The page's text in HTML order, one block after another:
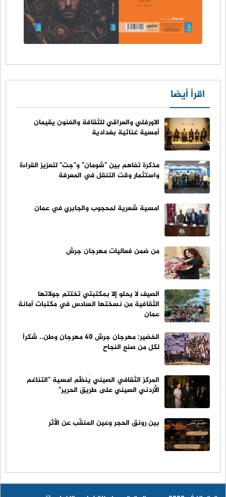
اقرأ أيضا
الاورفلي والعراقي للثقافة والفنون يقيمان
أمسية غنائية بغدادية
مذكرة تفاهم بين "شومان" و"جت" لتعزيز القراءة
واستثمار وقت التنقل في المعرفة
امسية شعرية لمحجوب والجابري في عمان
من ضمن فعاليات مهرجان جرش
الصيف لا يحلو إلا بمكتبتي تختتم جولاتها
الثقافية من نسختها السادس في مكتبات أمانة
عمان
الخضير: مهرجان جرش 40 مهرجان وطن.. شكراً
لكل من صنع النجاح
المركز الثقافي الصيني يُنظّم امسية "التناغم
الأردني الصيني على طريق الحرير"
بين رونق الحجر وعين المُنقِّب عن الأثر